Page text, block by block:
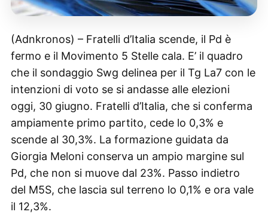
(Adnkronos) – Fratelli d’Italia scende, il Pd è
fermo e il Movimento 5 Stelle cala. E’ il quadro
che il sondaggio Swg delinea per il Tg La7 con le
intenzioni di voto se si andasse alle elezioni
oggi, 30 giugno. Fratelli d’Italia, che si conferma
ampiamente primo partito, cede lo 0,3% e
scende al 30,3%. La formazione guidata da
Giorgia Meloni conserva un ampio margine sul
Pd, che non si muove dal 23%. Passo indietro
del M5S, che lascia sul terreno lo 0,1% e ora vale
il 12,3%.